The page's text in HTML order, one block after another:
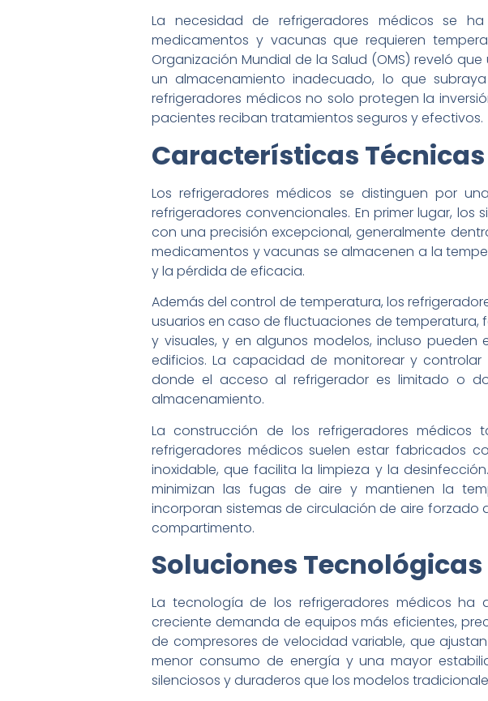
La necesidad de refrigeradores médicos se
medicamentos y vacunas que requieren
Organización Mundial de la Salud (OMS) reveló
un almacenamiento inadecuado, lo que
refrigeradores médicos no solo protegen la
pacientes reciban tratamientos seguros y efectivos.
Características
Los refrigeradores médicos se distinguen por
refrigeradores convencionales. En primer lugar,
con una precisión excepcional, generalmente
medicamentos y vacunas se almacenen a la
y la pérdida de eficacia.
Además del control de temperatura, los
usuarios en caso de fluctuaciones de temperatura,
y visuales, y en algunos modelos, incluso
edificios. La capacidad de monitorear y
donde el acceso al refrigerador es limitado o
almacenamiento.
La construcción de los refrigeradores médicos
refrigeradores médicos suelen estar fabricados
inoxidable, que facilita la limpieza y la
minimizan las fugas de aire y mantienen la
incorporan sistemas de circulación de aire
compartimento.
Soluciones
La tecnología de los refrigeradores médicos ha
creciente demanda de equipos más eficientes,
de compresores de velocidad variable, que
menor consumo de energía y una mayor
silenciosos y duraderos que los modelos